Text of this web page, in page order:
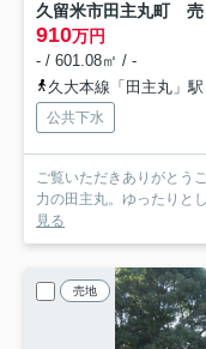
久留米市田主丸町 売
910万円
- / 601.08㎡ / -
久大本線「田主丸」
公共下水
ご覧いただきありがとう
力の田主丸。ゆったりと
見る
売地